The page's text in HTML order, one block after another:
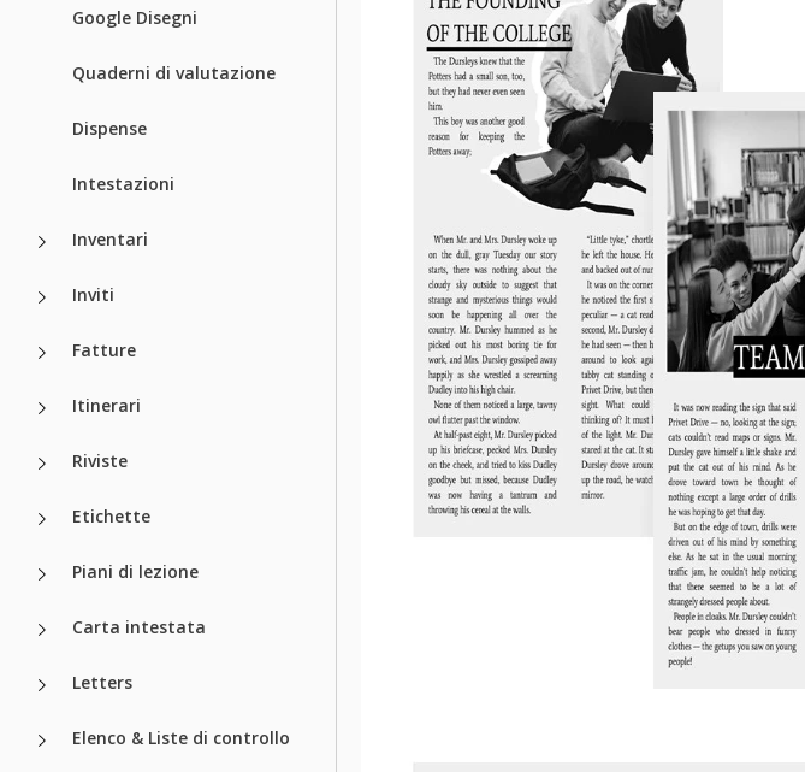
Google Disegni
Quaderni di valutazione
Dispense
Intestazioni
Inventari
Inviti
Fatture
Itinerari
Riviste
Etichette
Piani di lezione
Carta intestata
Letters
Elenco & Liste di controllo